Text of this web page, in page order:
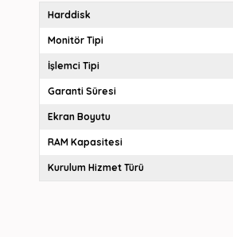
Harddisk
Monitör Tipi
İşlemci Tipi
Garanti Süresi
Ekran Boyutu
RAM Kapasitesi
Kurulum Hizmet Türü